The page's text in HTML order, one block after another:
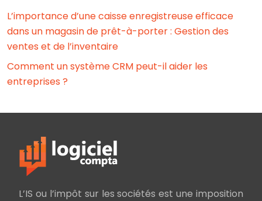
L’importance d’une caisse enregistreuse efficace
dans un magasin de prêt-à-porter : Gestion des
ventes et de l’inventaire
Comment un système CRM peut-il aider les
entreprises ?
L’IS ou l’impôt sur les sociétés est une imposition